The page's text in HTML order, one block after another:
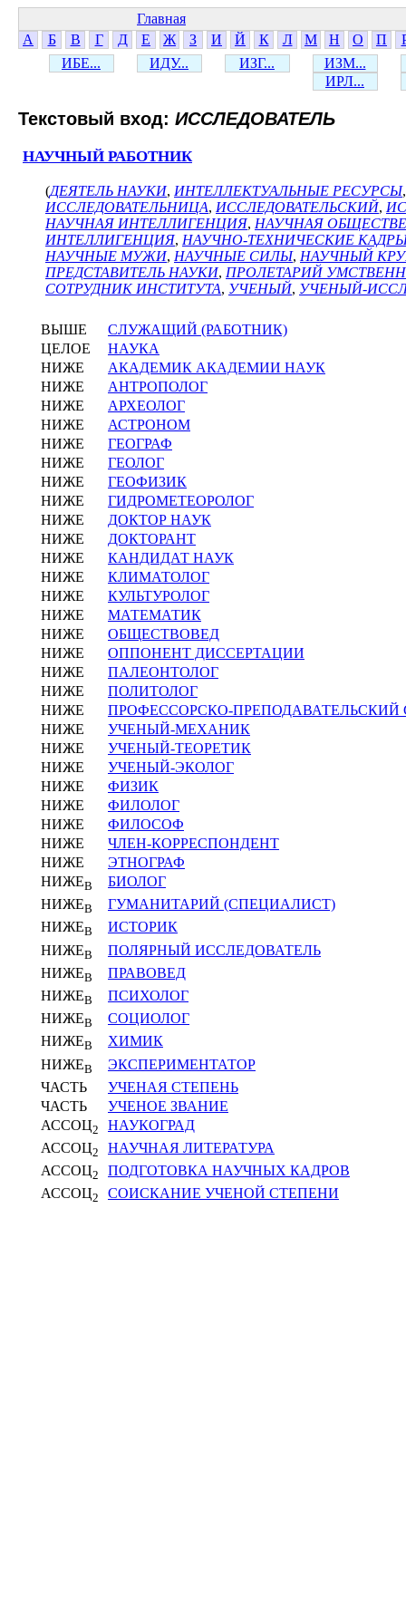
Главная
А
Б В Г Д Е Ж З И Й К Л М Н О П
ИБЕ...
ИДУ... ИЗГ...
ИЗМ...
ИРЛ...
Текстовый вход: ИССЛЕДОВАТЕЛЬ
НАУЧНЫЙ РАБОТНИК
(ДЕЯТЕЛЬ НАУКИ, ИНТЕЛЛЕКТУАЛЬНЫЕ РЕСУРСЫ
ИССЛЕДОВАТЕЛЬНИЦА, ИССЛЕДОВАТЕЛЬСКИЙ,
НАУЧНАЯ ИНТЕЛЛИГЕНЦИЯ, НАУЧНАЯ
ИНТЕЛЛИГЕНЦИЯ, НАУЧНО-ТЕХНИЧЕСКИЕ
НАУЧНЫЕ МУЖИ, НАУЧНЫЕ СИЛЫ, НАУЧНЫЙ
ПРЕДСТАВИТЕЛЬ НАУКИ, ПРОЛЕТАРИЙ
СОТРУДНИК ИНСТИТУТА, УЧЕНЫЙ, УЧЕНЫЙ-
ВЫШЕ
СЛУЖАЩИЙ (РАБОТНИК)
ЦЕЛОЕ
НАУКА
НИЖЕ
АКАДЕМИК АКАДЕМИИ НАУК
НИЖЕ
АНТРОПОЛОГ
НИЖЕ
АРХЕОЛОГ
НИЖЕ
АСТРОНОМ
НИЖЕ
ГЕОГРАФ
НИЖЕ
ГЕОЛОГ
НИЖЕ
ГЕОФИЗИК
НИЖЕ
ГИДРОМЕТЕОРОЛОГ
НИЖЕ
ДОКТОР НАУК
НИЖЕ
ДОКТОРАНТ
НИЖЕ
КАНДИДАТ НАУК
НИЖЕ
КЛИМАТОЛОГ
НИЖЕ
КУЛЬТУРОЛОГ
НИЖЕ
МАТЕМАТИК
НИЖЕ
ОБЩЕСТВОВЕД
НИЖЕ
ОППОНЕНТ ДИССЕРТАЦИИ
НИЖЕ
ПАЛЕОНТОЛОГ
НИЖЕ
ПОЛИТОЛОГ
НИЖЕ
ПРОФЕССОРСКО-ПРЕПОДАВАТЕЛЬСКИЙ
НИЖЕ
УЧЕНЫЙ-МЕХАНИК
НИЖЕ
УЧЕНЫЙ-ТЕОРЕТИК
НИЖЕ
УЧЕНЫЙ-ЭКОЛОГ
НИЖЕ
ФИЗИК
НИЖЕ
ФИЛОЛОГ
НИЖЕ
ФИЛОСОФ
НИЖЕ
ЧЛЕН-КОРРЕСПОНДЕНТ
НИЖЕ
ЭТНОГРАФ
НИЖЕВ
БИОЛОГ
НИЖЕВ
ГУМАНИТАРИЙ (СПЕЦИАЛИСТ)
НИЖЕВ
ИСТОРИК
НИЖЕВ
ПОЛЯРНЫЙ ИССЛЕДОВАТЕЛЬ
НИЖЕВ
ПРАВОВЕД
НИЖЕВ
ПСИХОЛОГ
НИЖЕВ
СОЦИОЛОГ
НИЖЕВ
ХИМИК
НИЖЕВ
ЭКСПЕРИМЕНТАТОР
ЧАСТЬ
УЧЕНАЯ СТЕПЕНЬ
ЧАСТЬ
УЧЕНОЕ ЗВАНИЕ
АССОЦ2
НАУКОГРАД
АССОЦ2
НАУЧНАЯ ЛИТЕРАТУРА
АССОЦ2
ПОДГОТОВКА НАУЧНЫХ КАДРОВ
АССОЦ2 СОИСКАНИЕ УЧЕНОЙ СТЕПЕНИ